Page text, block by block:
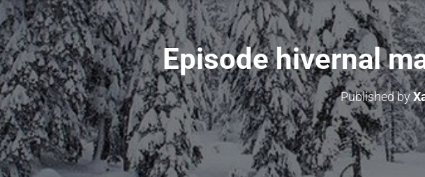
Episode hivernal
Published by